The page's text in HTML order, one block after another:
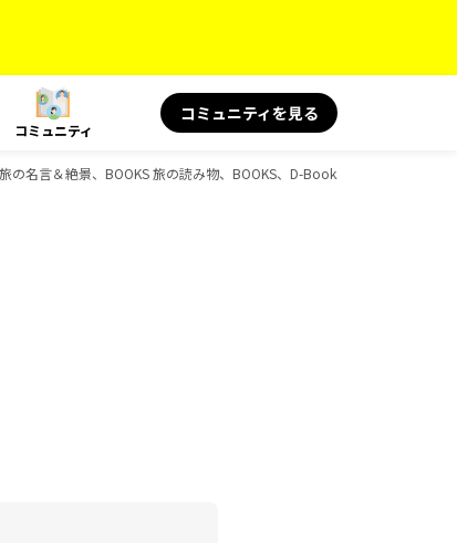
コミュニティ
コミュニティを見る
名言＆絶景、BOOKS 旅の読み物、BOOKS、D-Booksのガイドブック一